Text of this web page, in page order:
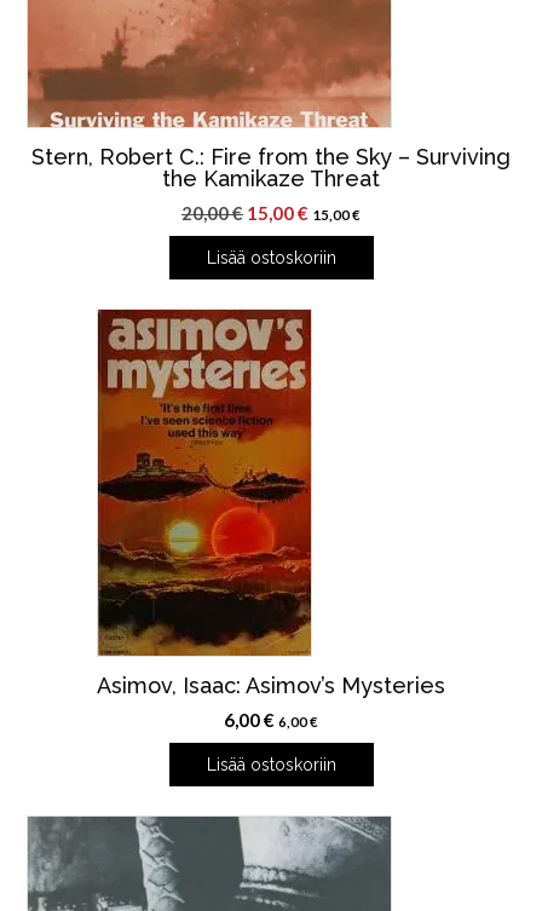
Stern, Robert C.: Fire from the Sky – Surviving
the Kamikaze Threat
20,00€ Alkuperäinen
hinta
oli:
15,00€ Nykyinen
hinta
on:
15,00€
Lisää ostoskoriin
Asimov, Isaac: Asimov’s Mysteries
6,00€ 6,00€
Lisää ostoskoriin